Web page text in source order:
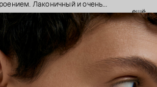
Лаконичный и очень
качественные материалы и высокие
– этот пирсинг становится
тела, так, чтобы носить было
в любой ситуации.
ещё